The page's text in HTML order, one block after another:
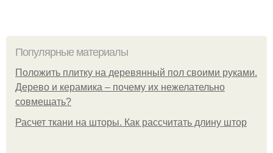
Популярные материалы
Положить плитку на деревянный пол своими руками.
Дерево и керамика – почему их нежелательно
совмещать?
Расчет ткани на шторы. Как рассчитать длину штор